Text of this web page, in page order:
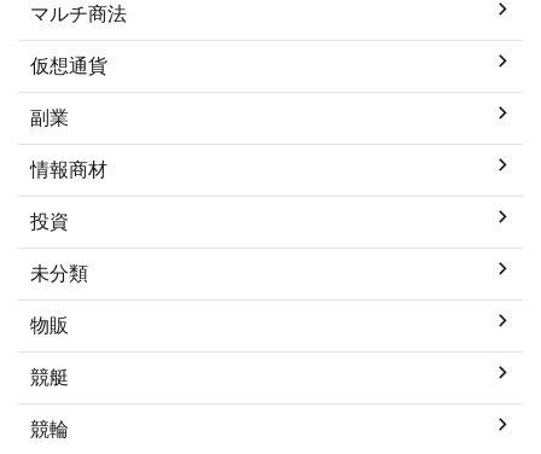
マルチ商法
仮想通貨
副業
情報商材
投資
未分類
物販
競艇
競輪